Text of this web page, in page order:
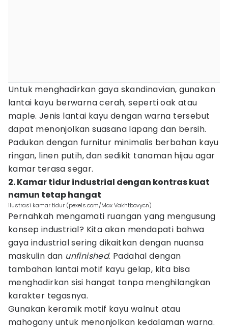
Untuk menghadirkan gaya skandinavian, gunakan
lantai kayu berwarna cerah, seperti oak atau
maple. Jenis lantai kayu dengan warna tersebut
dapat menonjolkan suasana lapang dan bersih.
Padukan dengan furnitur minimalis berbahan kayu
ringan, linen putih, dan sedikit tanaman hijau agar
kamar terasa segar.
2. Kamar tidur industrial dengan kontras kuat
namun tetap hangat
ilustrasi kamar tidur (pexels.com/Max Vakhtbovycn)
Pernahkah mengamati ruangan yang mengusung
konsep industrial? Kita akan mendapati bahwa
gaya industrial sering dikaitkan dengan nuansa
maskulin dan unfinished. Padahal dengan
tambahan lantai motif kayu gelap, kita bisa
menghadirkan sisi hangat tanpa menghilangkan
karakter tegasnya.
Gunakan keramik motif kayu walnut atau
mahogany untuk menonjolkan kedalaman warna.